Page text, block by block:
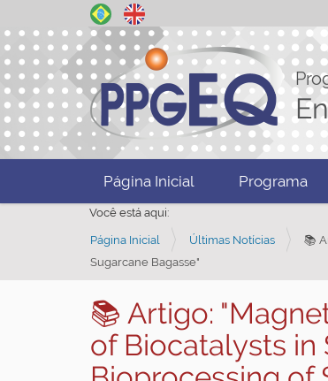
Página Inicial Programa
Você está aqui:
Página Inicial Últimas Notícias
📚
Sugarcane Bagasse"
📚 Artigo:
of Biocatalysts